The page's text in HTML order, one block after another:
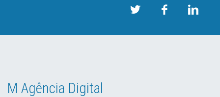
M Agência Digital